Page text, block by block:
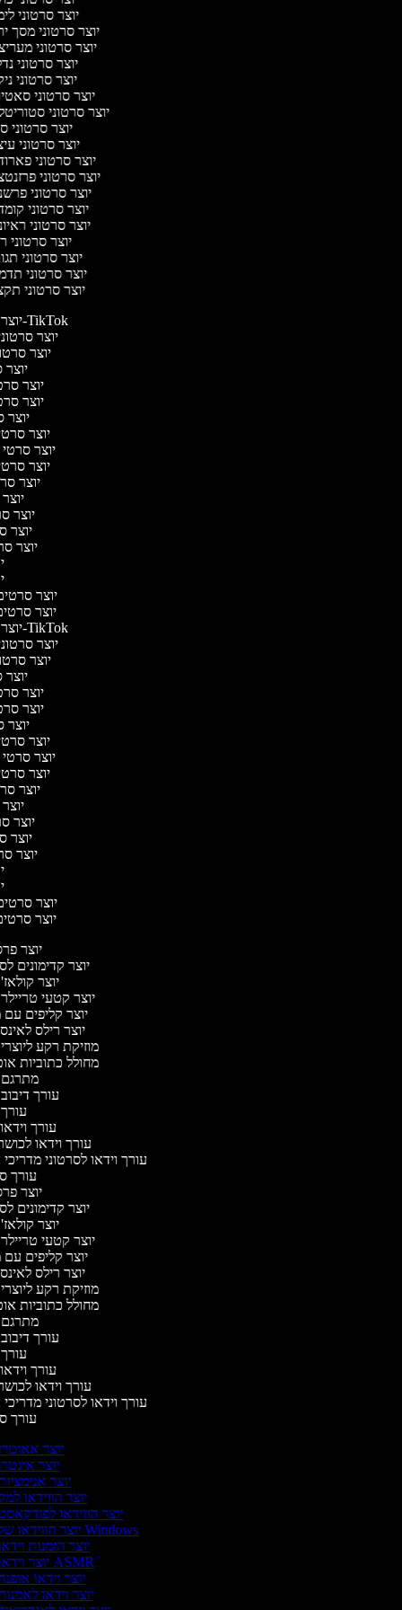
יוצר סרטוני
יוצר סרטוני מסך
יוצר סרטוני
יוצר סרטוני
יוצר סרטוני
יוצר סרטוני
יוצר סרטוני
יוצר סרטוני
יוצר סרטוני
יוצר סרטוני
יוצר סרטוני
יוצר סרטוני
יוצר סרטוני
יוצר סרטוני
יוצר סרטוני
יוצר סרטוני
יוצר סרטוני
יוצר סרטוני
יוצר סרטונים ל-TikTok
יוצר
יוצר
יוצר
יוצר
יוצר
יוצר
יוצר
יוצר סרטי
יוצר
יוצר
יוצר
יוצר
יוצר
יוצר
יוצר
יוצר סרטונים ל-TikTok
יוצר
יוצר
יוצר
יוצר
יוצר
יוצר
יוצר
יוצר סרטי
יוצר
יוצר
יוצר
יוצר
יוצר
יוצר
יוצר
יוצר
יוצר קדימונים
יוצר
יוצר קטעי
יוצר קליפים
יוצר רילס
מוזיקת רקע
מחולל כתוביות
עורך
עורך
עורך וידאו
עורך וידאו לסרטוני
עורך
יוצר
יוצר קדימונים
יוצר
יוצר קטעי
יוצר קליפים
יוצר רילס
מוזיקת רקע
מחולל כתוביות
עורך
עורך
עורך וידאו
עורך וידאו לסרטוני
עורך
יוצר
יוצר
יוצר
יוצר הווידאו
יוצר הווידאו
יוצר הווידאו של Windows
יוצר הזמנות
יוצר וידאו ASMR
יוצר וידאו
יוצר וידאו